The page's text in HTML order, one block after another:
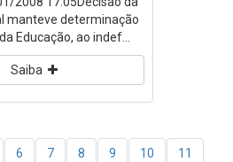
manteve determinação
Educação, ao indef...
Saiba
6 7 8 9 10 11